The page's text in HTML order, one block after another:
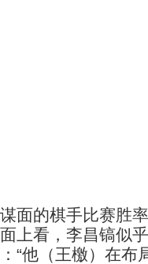
面的棋手比赛胜
上看，李昌镐似
“他（王檄）在布